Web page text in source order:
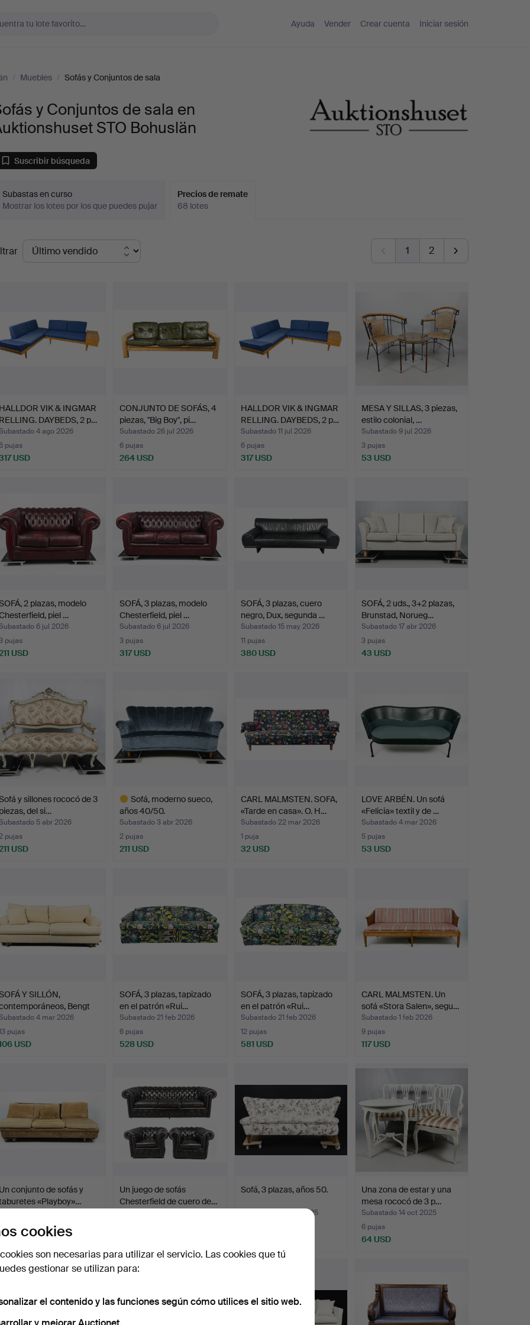
Ayuda Vender Crear cuenta Iniciar sesión
/ Muebles / Sofás y Conjuntos de sala
y Conjuntos de sala en
STO Bohuslän
Suscribir búsqueda
Subastas en curso
Mostrar los lotes por los que puedes pujar
Precios de remate
68 lotes
1 2
VIK & INGMAR
DAYBEDS, 2 p…
4 ago 2026
pujas
USD
CONJUNTO DE SOFÁS, 4
piezas, "Big Boy", pi…
Subastado 26 jul 2026
6 pujas
264 USD
HALLDOR VIK & INGMAR
RELLING. DAYBEDS, 2 p…
Subastado 11 jul 2026
6 pujas
317 USD
MESA Y SILLAS, 3 piezas,
estilo colonial, …
Subastado 9 jul 2026
3 pujas
53 USD
2 plazas, modelo
piel …
6 jul 2026
pujas
USD
SOFÁ, 3 plazas, modelo
Chesterfield, piel …
Subastado 6 jul 2026
3 pujas
317 USD
SOFÁ, 3 plazas, cuero
negro, Dux, segunda …
Subastado 15 may 2026
11 pujas
380 USD
SOFÁ, 2 uds., 3+2 plazas,
Brunstad, Norueg…
Subastado 17 abr 2026
3 pujas
43 USD
y sillones rococó de 3
del si…
5 abr 2026
pujas
USD
Sofá, moderno sueco,
años 40/50.
Subastado 3 abr 2026
2 pujas
211 USD
CARL MALMSTEN. SOFA,
«Tarde en casa». O. H…
Subastado 22 mar 2026
1 puja
32 USD
LOVE ARBÉN. Un sofá
«Felicia» textil y de …
Subastado 4 mar 2026
5 pujas
53 USD
Y SILLÓN,
Bengt
4 mar 2026
pujas
USD
SOFÁ, 3 plazas, tapizado
en el patrón «Rui…
Subastado 21 feb 2026
6 pujas
528 USD
SOFÁ, 3 plazas, tapizado
en el patrón «Rui…
Subastado 21 feb 2026
12 pujas
581 USD
CARL MALMSTEN. Un
sofá «Stora Salen», segu…
Subastado 1 feb 2026
9 pujas
117 USD
conjunto de sofás y
«Playboy»…
pujas
USD
Un juego de sofás
Chesterfield de cuero de…
Sofá, 3 plazas, años 50.
Subastado 30 oct 2025
Una zona de estar y una
mesa rococó de 3 p…
Subastado 14 oct 2025
6 pujas
64 USD
cookies
son necesarias para utilizar el servicio. Las cookies que tú
gestionar se utilizan para:
el contenido y las funciones según cómo utilices el sitio web.